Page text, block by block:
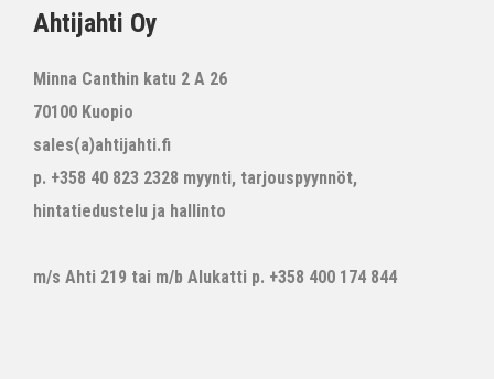
Ahtijahti Oy
Minna Canthin katu 2 A 26
70100 Kuopio
sales(a)ahtijahti.fi
p. +358 40 823 2328 myynti, tarjouspyynnöt,
hintatiedustelu ja hallinto
m/s Ahti 219 tai m/b Alukatti p. +358 400 174 844